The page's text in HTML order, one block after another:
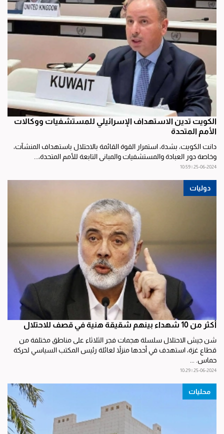
الكويت تدين الاستهداف الإسرائيلي للمستشفيات ووكالات
الأمم المتحدة
دانت الكويت، بشدة، استمرار القوة القائمة بالاحتلال باستهداف المنشآت،
وخاصة دور العبادة والمستشفيات والمباني التابعة للأمم المتحدة،...
25-06-2024 | 10:59
دوليات
أكثر من 10 شهداء بينهم شقيقة هنية في قصف للاحتلال
شن جيش الاحتلال سلسلة هجمات فجر الثلاثاء على مناطق مختلفة من
قطاع غزة، استهدف في أحدها منزلاً لعائلة رئيس المكتب السياسي لحركة
حماس. ...
25-06-2024 | 10:29
محليات